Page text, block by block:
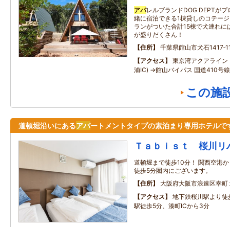
アパレルブランドDOG DEPTが
緒に宿泊できる1棟貸しのコテー
ランがついた合計15棟で犬連れ
が盛りだくさん！
住所
千葉県館山市犬石
アクセス
東京湾アクアライ
浦IC) →館山バイパス 国道410号
この施
道頓堀沿いにあるアパートメントタイプの素泊まり専用ホテルで
Ｔａｂｉｓｔ 桜川リ
道頓堀まで徒歩10分！ 関西空港
徒歩5分圏内にございます。
住所
大阪府大阪市浪速区幸
アクセス
地下鉄桜川駅より
駅徒歩5分、湊町ICから3分